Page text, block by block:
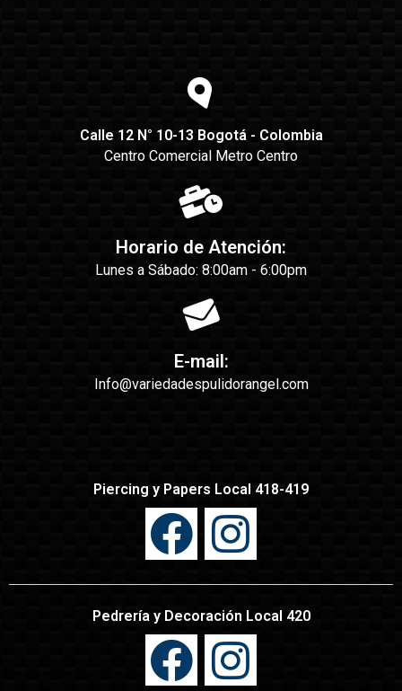
Calle 12 N° 10-13 Bogotá - Colombia
Centro Comercial Metro Centro
Horario de Atención:
Lunes a Sábado: 8:00am - 6:00pm
E-mail:
Info@variedadespulidorangel.com
Piercing y Papers Local 418-419
Pedrería y Decoración Local 420